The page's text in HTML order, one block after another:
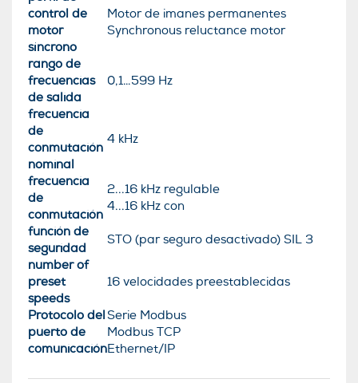
control de
motor
síncrono
Motor de imanes permanentes
Synchronous reluctance motor
rango de
frecuencias
de salida
0,1…599 Hz
frecuencia
de
conmutación
nominal
4 kHz
frecuencia
de
conmutación
2...16 kHz regulable
4...16 kHz con
función de
seguridad
STO (par seguro desactivado) SIL 3
number of
preset
speeds
16 velocidades preestablecidas
Protocolo del
puerto de
comunicación
Serie Modbus
Modbus TCP
Ethernet/IP